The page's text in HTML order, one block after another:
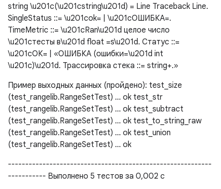
string \u201c(\u201cstring\u201d) = Line Traceback Line.
SingleStatus ::= \u201cok= | \u201cОШИБКА=.
TimeMetric ::= \u201cRan\u201d целое число
\u201cтесты в\u201d float =s\u201d. Статус ::=
\u201cОК= | «ОШИБКА (ошибки=\u201d int
\u201c)\u201d. Трассировка стека ::= string+.»
Пример выходных данных (пройдено): test_size
(test_rangelib.RangeSetTest) ... ok test_str
(test_rangelib.RangeSetTest) ... ok test_subtract
(test_rangelib.RangeSetTest) ... ok test_to_string_raw
(test_rangelib.RangeSetTest) ... ok test_union
(test_rangelib.RangeSetTest) ... ok
-----------------------------------------------------------
----------- Выполнено 5 тестов за 0,002 с